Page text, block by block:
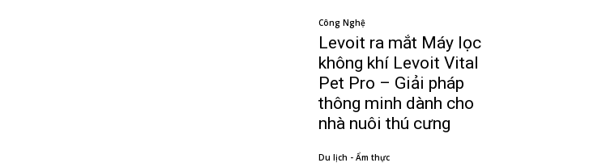
Công Nghệ
Levoit ra mắt Máy lọc
không khí Levoit Vital
Pet Pro – Giải pháp
thông minh dành cho
nhà nuôi thú cưng
Du lịch - Ẩm thực